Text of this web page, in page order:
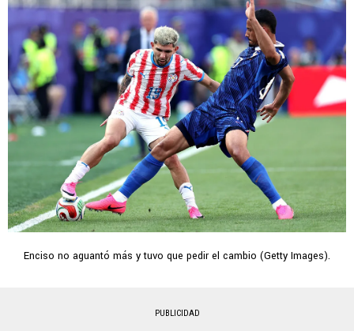
Enciso no aguantó más y tuvo que pedir el cambio (Getty Images).
PUBLICIDAD